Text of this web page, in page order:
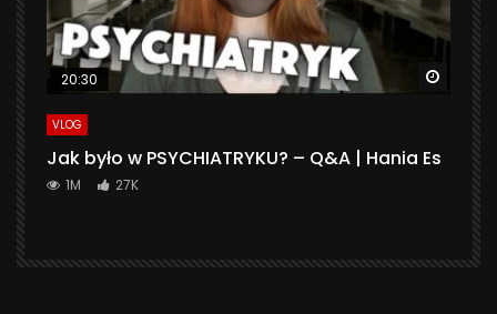
20:30
VLOG
Jak było w PSYCHIATRYKU? – Q&A | Hania Es
1M 27K